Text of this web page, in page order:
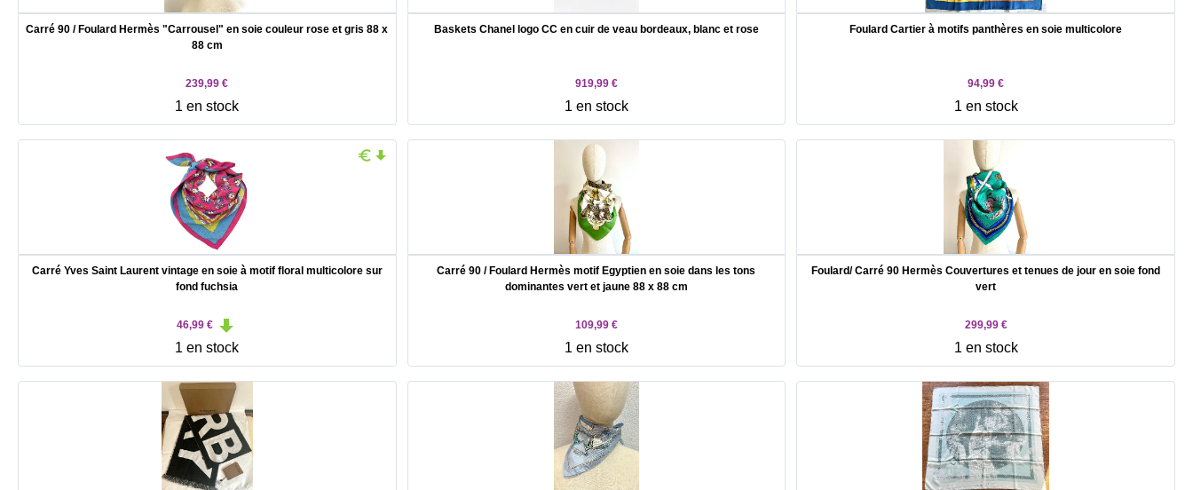
Carré 90 / Foulard Hermès "Carrousel" en soie couleur rose et gris 88 x
88 cm
239,99 €
1 en stock
Baskets Chanel logo CC en cuir de veau bordeaux, blanc et rose
919,99 €
1 en stock
Foulard Cartier à motifs panthères en soie multicolore
94,99 €
1 en stock
Carré Yves Saint Laurent vintage en soie à motif floral multicolore sur
fond fuchsia
46,99 €
1 en stock
Carré 90 / Foulard Hermès motif Egyptien en soie dans les tons
dominantes vert et jaune 88 x 88 cm
109,99 €
1 en stock
Foulard/ Carré 90 Hermès Couvertures et tenues de jour en soie fond
vert
299,99 €
1 en stock